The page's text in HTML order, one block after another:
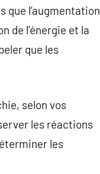
l’augmentation
de l’énergie et la
que les
selon vos
les réactions
les